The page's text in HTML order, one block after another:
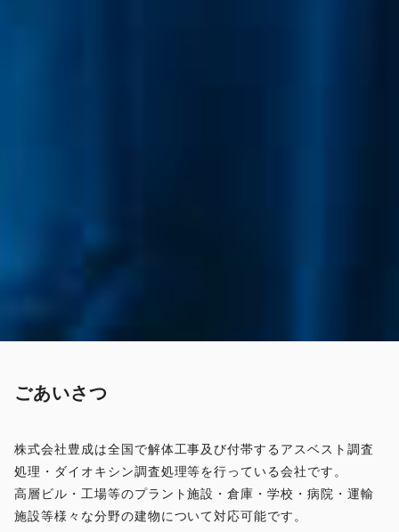
ごあいさつ
株式会社豊成は全国で解体工事及び付帯するアスベスト調査
処理・ダイオキシン調査処理等を行っている会社です。
高層ビル・工場等のプラント施設・倉庫・学校・病院・運輸
施設等様々な分野の建物について対応可能です。